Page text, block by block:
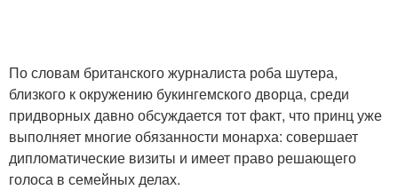
По словам британского журналиста роба шутера,
близкого к окружению букингемского дворца, среди
придворных давно обсуждается тот факт, что принц уже
выполняет многие обязанности монарха: совершает
дипломатические визиты и имеет право решающего
голоса в семейных делах.